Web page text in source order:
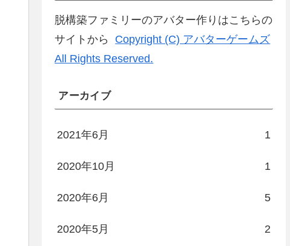
脱構築ファミリーのアバター作りはこちらの
サイトから
Copyright (C) アバターゲームズ
All Rights Reserved.
アーカイブ
2021年6月 1
2020年10月 1
2020年6月 5
2020年5月 2